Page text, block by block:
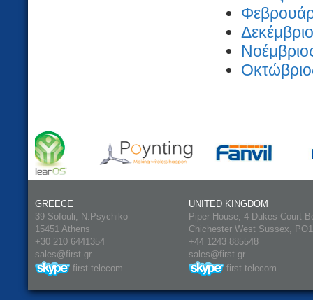
GREECE
39 Sofouli, N.Psychiko
15451 Athens
+30 210 6441354
sales@first.gr
first.telecom
UNITED KINGDOM
Piper House, 4 Dukes Court
Chichester West Sussex,
+44 1243 885548
sales@first.gr
first.telecom